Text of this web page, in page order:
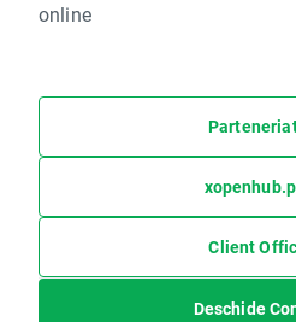
online
Client
Deschide